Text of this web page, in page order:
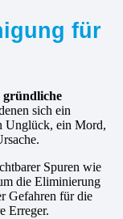
für
gründliche
sich ein
Unglück, ein Mord,
Spuren wie
die Eliminierung
Gefahren für die
Erreger.